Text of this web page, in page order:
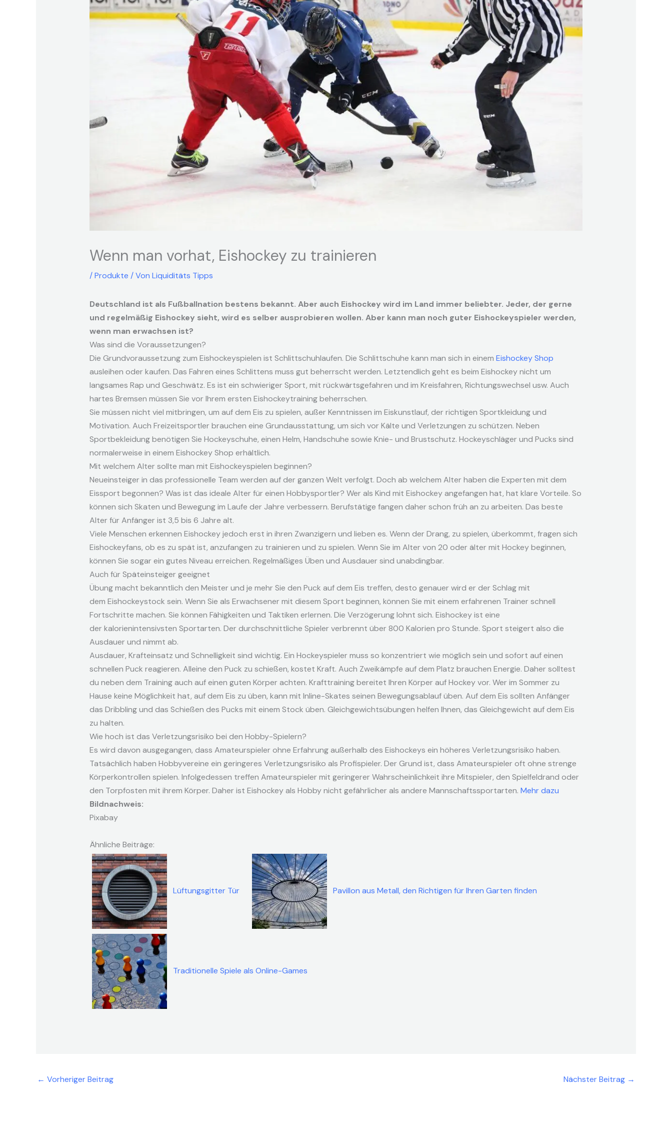
Wenn man vorhat, Eishockey zu trainieren
/Produkte / Von Liquiditäts Tipps
Deutschland ist als Fußballnation bestens bekannt. Aber auch Eishockey wird im Land immer beliebter. Jeder, der gerne
und regelmäßig Eishockey sieht, wird es selber ausprobieren wollen. Aber kann man noch guter Eishockeyspieler werden,
wenn man erwachsen ist?
Was sind die Voraussetzungen?
Die Grundvoraussetzung zum Eishockeyspielen ist Schlittschuhlaufen. Die Schlittschuhe kann man sich in einem Eishockey Shop
ausleihen oder kaufen. Das Fahren eines Schlittens muss gut beherrscht werden. Letztendlich geht es beim Eishockey nicht um
langsames Rap und Geschwätz. Es ist ein schwieriger Sport, mit rückwärtsgefahren und im Kreisfahren, Richtungswechsel usw. Auch
hartes Bremsen müssen Sie vor Ihrem ersten Eishockeytraining beherrschen.
Sie müssen nicht viel mitbringen, um auf dem Eis zu spielen, außer Kenntnissen im Eiskunstlauf, der richtigen Sportkleidung und
Motivation. Auch Freizeitsportler brauchen eine Grundausstattung, um sich vor Kälte und Verletzungen zu schützen. Neben
Sportbekleidung benötigen Sie Hockeyschuhe, einen Helm, Handschuhe sowie Knie- und Brustschutz. Hockeyschläger und Pucks sind
normalerweise in einem Eishockey Shop erhältlich.
Mit welchem Alter sollte man mit Eishockeyspielen beginnen?
Neueinsteiger in das professionelle Team werden auf der ganzen Welt verfolgt. Doch ab welchem Alter haben die Experten mit dem
Eissport begonnen? Was ist das ideale Alter für einen Hobbysportler? Wer als Kind mit Eishockey angefangen hat, hat klare Vorteile. So
können sich Skaten und Bewegung im Laufe der Jahre verbessern. Berufstätige fangen daher schon früh an zu arbeiten. Das beste
Alter für Anfänger ist 3,5 bis 6 Jahre alt.
Viele Menschen erkennen Eishockey jedoch erst in ihren Zwanzigern und lieben es. Wenn der Drang, zu spielen, überkommt, fragen sich
Eishockeyfans, ob es zu spät ist, anzufangen zu trainieren und zu spielen. Wenn Sie im Alter von 20 oder älter mit Hockey beginnen,
können Sie sogar ein gutes Niveau erreichen. Regelmäßiges Üben und Ausdauer sind unabdingbar.
Auch für Späteinsteiger geeignet
Übung macht bekanntlich den Meister und je mehr Sie den Puck auf dem Eis treffen, desto genauer wird er der Schlag mit
dem Eishockeystock sein. Wenn Sie als Erwachsener mit diesem Sport beginnen, können Sie mit einem erfahrenen Trainer schnell
Fortschritte machen. Sie können Fähigkeiten und Taktiken erlernen. Die Verzögerung lohnt sich. Eishockey ist eine
der kalorienintensivsten Sportarten. Der durchschnittliche Spieler verbrennt über 800 Kalorien pro Stunde. Sport steigert also die
Ausdauer und nimmt ab.
Ausdauer, Krafteinsatz und Schnelligkeit sind wichtig. Ein Hockeyspieler muss so konzentriert wie möglich sein und sofort auf einen
schnellen Puck reagieren. Alleine den Puck zu schießen, kostet Kraft. Auch Zweikämpfe auf dem Platz brauchen Energie. Daher solltest
du neben dem Training auch auf einen guten Körper achten. Krafttraining bereitet Ihren Körper auf Hockey vor. Wer im Sommer zu
Hause keine Möglichkeit hat, auf dem Eis zu üben, kann mit Inline-Skates seinen Bewegungsablauf üben. Auf dem Eis sollten Anfänger
das Dribbling und das Schießen des Pucks mit einem Stock üben. Gleichgewichtsübungen helfen Ihnen, das Gleichgewicht auf dem Eis
zu halten.
Wie hoch ist das Verletzungsrisiko bei den Hobby-Spielern?
Es wird davon ausgegangen, dass Amateurspieler ohne Erfahrung außerhalb des Eishockeys ein höheres Verletzungsrisiko haben.
Tatsächlich haben Hobbyvereine ein geringeres Verletzungsrisiko als Profispieler. Der Grund ist, dass Amateurspieler oft ohne strenge
Körperkontrollen spielen. Infolgedessen treffen Amateurspieler mit geringerer Wahrscheinlichkeit ihre Mitspieler, den Spielfeldrand oder
den Torpfosten mit ihrem Körper. Daher ist Eishockey als Hobby nicht gefährlicher als andere Mannschaftssportarten. Mehr dazu
Bildnachweis:
Pixabay
Ähnliche Beiträge:
Lüftungsgitter Tür Pavillon aus Metall, den Richtigen für Ihren Garten finden
Traditionelle Spiele als Online-Games
← Vorheriger Beitrag Nächster Beitrag →